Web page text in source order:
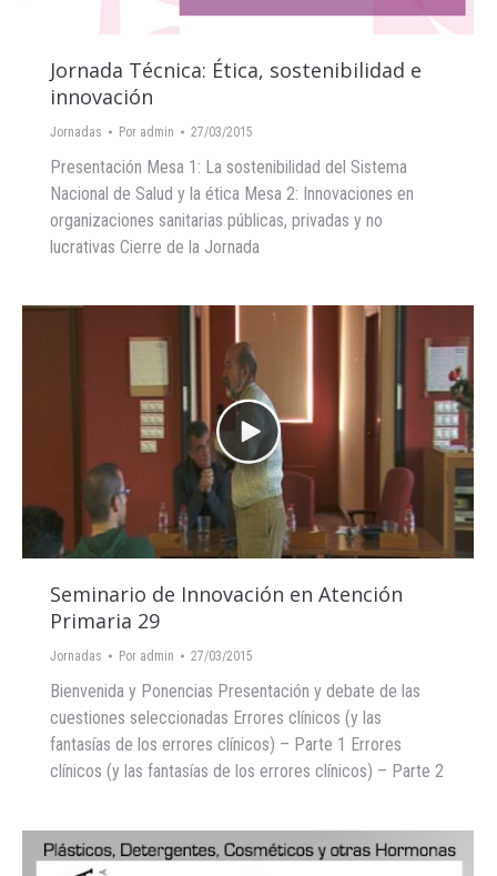
Jornada Técnica: Ética, sostenibilidad e
innovación
Jornadas Por admin 27/03/2015
Presentación Mesa 1: La sostenibilidad del Sistema
Nacional de Salud y la ética Mesa 2: Innovaciones en
organizaciones sanitarias públicas, privadas y no
lucrativas Cierre de la Jornada
Seminario de Innovación en Atención
Primaria 29
Jornadas Por admin 27/03/2015
Bienvenida y Ponencias Presentación y debate de las
cuestiones seleccionadas Errores clínicos (y las
fantasías de los errores clínicos) – Parte 1 Errores
clínicos (y las fantasías de los errores clínicos) – Parte 2